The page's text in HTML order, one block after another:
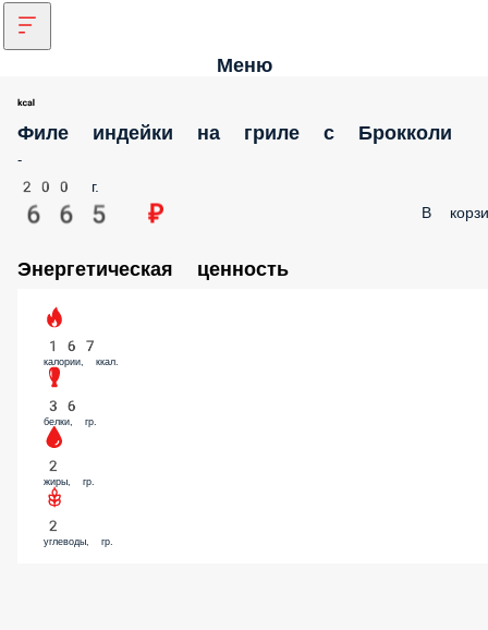
Меню
Филе индейки на гриле с Брокколи
-
200 г.
665 ₽ В
Энергетическая ценность
167
калории, ккал.
36
белки, гр.
2
жиры, гр.
2
углеводы, гр.